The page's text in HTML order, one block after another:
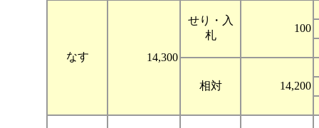
なす 14,300
せり・入
札
100
相対 14,200